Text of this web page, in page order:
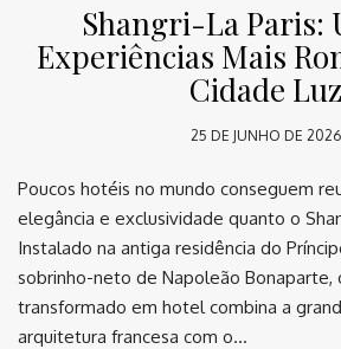
Shangri-La Paris:
Experiências Mais
Cidade Luz
25 DE JUNHO DE 2026
Poucos hotéis no mundo conseguem
elegância e exclusividade quanto o
Instalado na antiga residência do
sobrinho-neto de Napoleão Bonaparte,
transformado em hotel combina a
arquitetura francesa com o…